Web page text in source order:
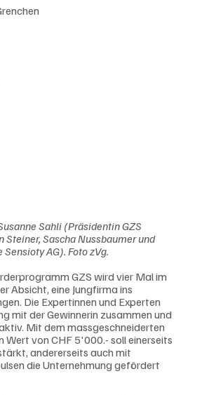
Sahli (Präsidentin GZS
Steiner, Sascha Nussbaumer und
AG). Foto zVg.
GZS wird vier Mal im
Absicht, eine Jungfirma ins
Die Expertinnen und Experten
mit der Gewinnerin zusammen und
Mit dem massgeschneiderten
Wert von CHF 5'000.- soll einerseits
andererseits auch mit
die Unternehmung gefördert